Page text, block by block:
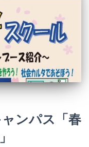
ンパス「春